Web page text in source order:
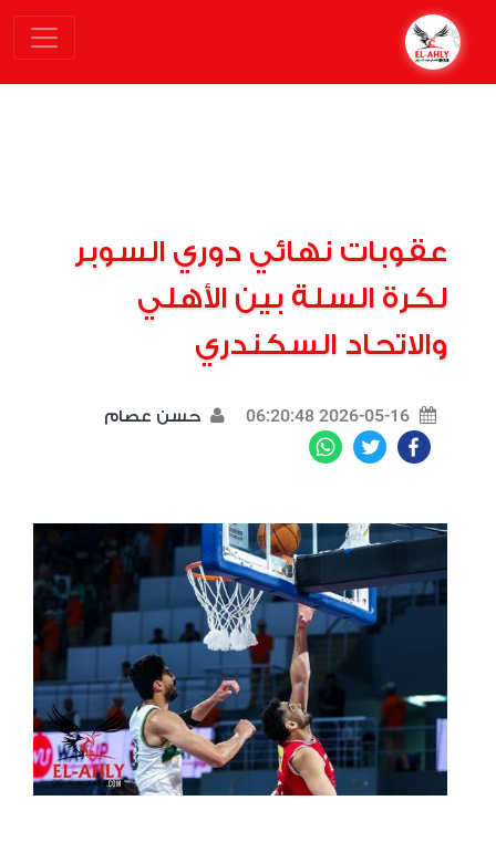
عقوبات نهائي دوري السوبر
لكرة السلة بين الأهلي
والاتحاد السكندري
2026-05-16 06:20:48 حسن عصام
Facebook
Twitter